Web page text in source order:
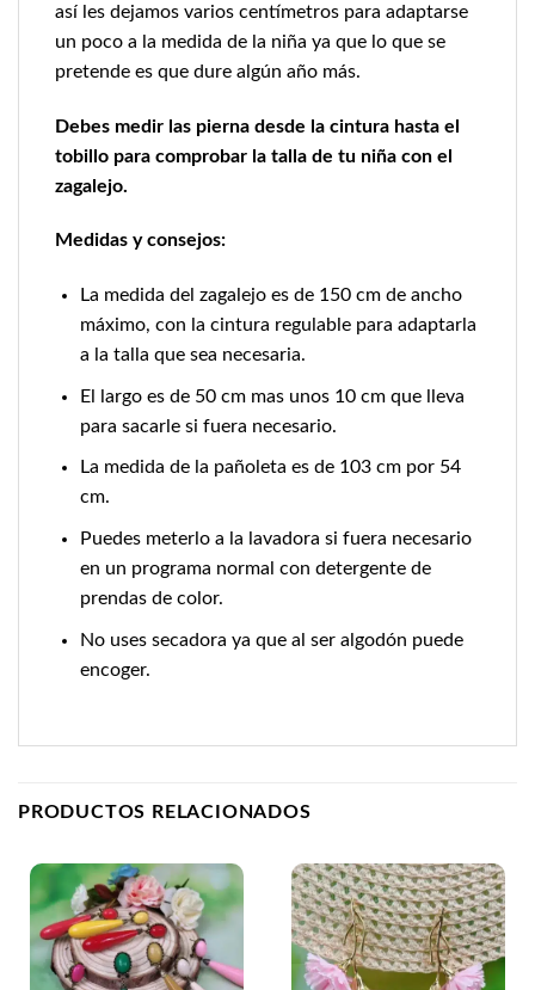
así les dejamos varios centímetros para adaptarse
un poco a la medida de la niña ya que lo que se
pretende es que dure algún año más.
Debes medir las pierna desde la cintura hasta el
tobillo para comprobar la talla de tu niña con el
zagalejo.
Medidas y consejos:
La medida del zagalejo es de 150 cm de ancho
máximo, con la cintura regulable para adaptarla
a la talla que sea necesaria.
El largo es de 50 cm mas unos 10 cm que lleva
para sacarle si fuera necesario.
La medida de la pañoleta es de 103 cm por 54
cm.
Puedes meterlo a la lavadora si fuera necesario
en un programa normal con detergente de
prendas de color.
No uses secadora ya que al ser algodón puede
encoger.
PRODUCTOS RELACIONADOS